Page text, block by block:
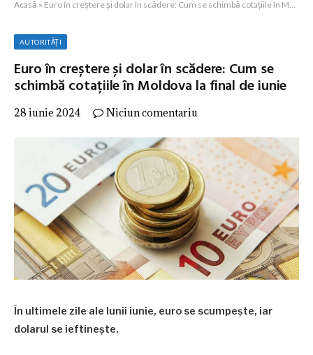
Acasă » Euro în creștere și dolar în scădere: Cum se schimbă cotațiile în Moldova la final de iunie
AUTORITĂȚI
Euro în creștere și dolar în scădere: Cum se
schimbă cotațiile în Moldova la final de iunie
28 iunie 2024 Niciun comentariu
În ultimele zile ale lunii iunie, euro se scumpește, iar
dolarul se ieftinește.